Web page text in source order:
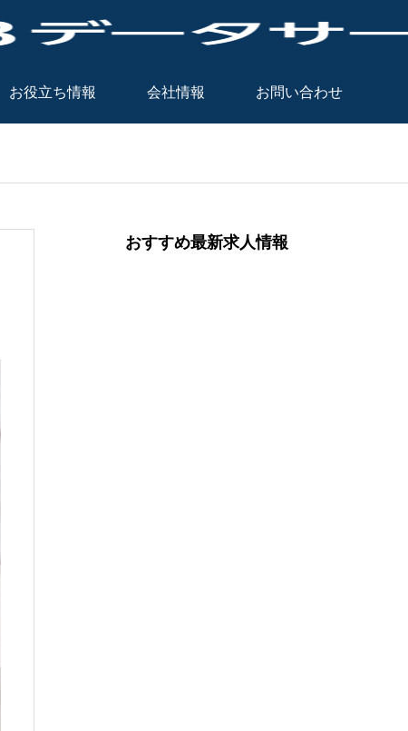
お役立ち情報 会社情報 お問い合わせ
おすすめ最新求人情報